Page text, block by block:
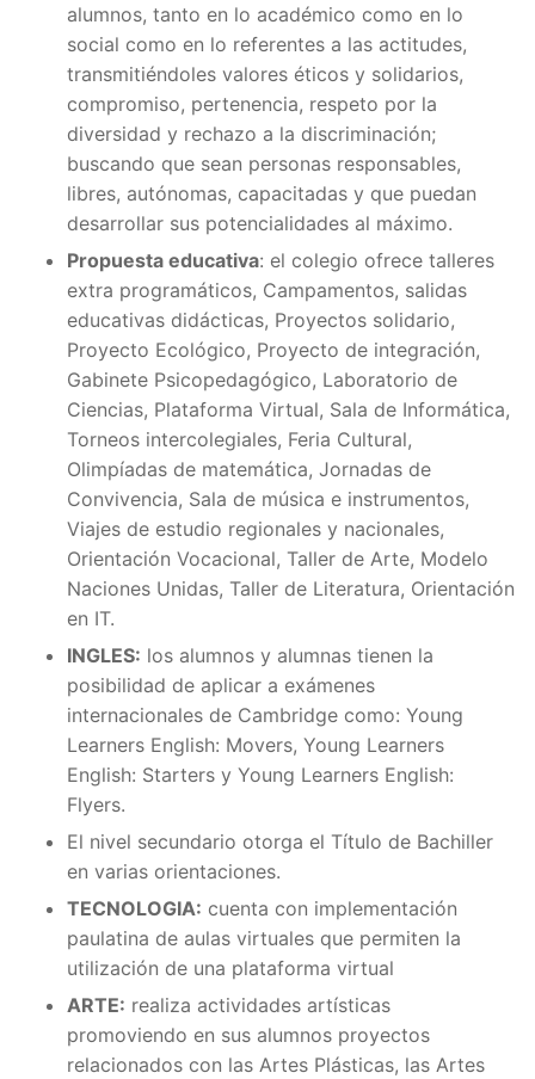
alumnos, tanto en lo académico como en lo
social como en lo referentes a las actitudes,
transmitiéndoles valores éticos y solidarios,
compromiso, pertenencia, respeto por la
diversidad y rechazo a la discriminación;
buscando que sean personas responsables,
libres, autónomas, capacitadas y que puedan
desarrollar sus potencialidades al máximo.
Propuesta educativa: el colegio ofrece talleres
extra programáticos, Campamentos, salidas
educativas didácticas, Proyectos solidario,
Proyecto Ecológico, Proyecto de integración,
Gabinete Psicopedagógico, Laboratorio de
Ciencias, Plataforma Virtual, Sala de Informática,
Torneos intercolegiales, Feria Cultural,
Olimpíadas de matemática, Jornadas de
Convivencia, Sala de música e instrumentos,
Viajes de estudio regionales y nacionales,
Orientación Vocacional, Taller de Arte, Modelo
Naciones Unidas, Taller de Literatura, Orientación
en IT.
INGLES: los alumnos y alumnas tienen la
posibilidad de aplicar a exámenes
internacionales de Cambridge como: Young
Learners English: Movers, Young Learners
English: Starters y Young Learners English:
Flyers.
El nivel secundario otorga el Título de Bachiller
en varias orientaciones.
TECNOLOGIA: cuenta con implementación
paulatina de aulas virtuales que permiten la
utilización de una plataforma virtual
ARTE: realiza actividades artísticas
promoviendo en sus alumnos proyectos
relacionados con las Artes Plásticas, las Artes